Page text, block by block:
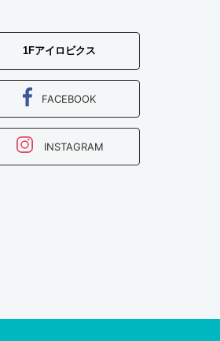
1Fアイロビクス
FACEBOOK
INSTAGRAM